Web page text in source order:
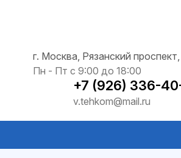
г. Москва, Рязанский
Пн - Пт с 9:00 до 18:00
+7 (926) 336-
v.tehkom@mail.ru